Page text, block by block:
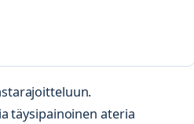
täysipainoinen ateria